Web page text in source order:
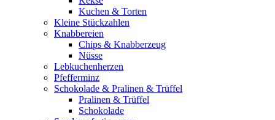
Kuchen & Torten
Kleine Stückzahlen
Knabbereien
Chips & Knabberzeug
Nüsse
Lebkuchenherzen
Pfefferminz
Schokolade & Pralinen & Trüffel
Pralinen & Trüffel
Schokolade